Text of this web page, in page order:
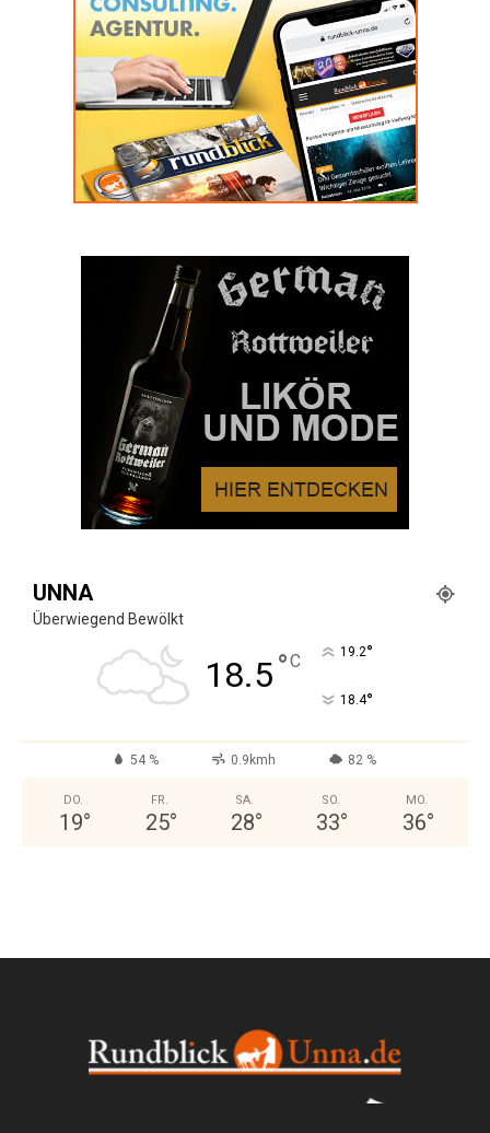
UNNA
Überwiegend Bewölkt
18.5°C 19.2°
18.4°
54 % 0.9kmh 82 %
DO.
19°
FR.
25°
SA.
28°
SO.
33°
MO.
36°